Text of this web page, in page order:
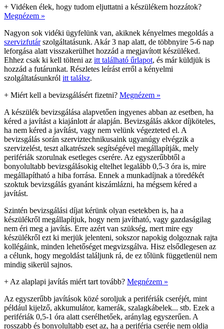
+ Vidéken élek, hogy tudom eljuttatni a készülékem hozzátok?
Megnézem »
Nagyon sok vidéki ügyfelünk van, akiknek kényelmes megoldás a
szervizfutárszolgáltatásunk. Akár 3 nap alatt, de többnyire 5-6 nap
leforgása alatt visszakerülhet hozzád a megjavított készüléked.
Ehhez csak ki kell tölteni az itt található űrlapot, és már küldjük is
hozzád a futárunkat. Részletes leírást erről a kényelmi
szolgáltatásunkról itt találsz.
+ Miért kell a bevizsgálásért fizetni? Megnézem »
A készülék bevizsgálása alapvetően ingyenes abban az esetben, ha
kéred a javítást a kiajánlott ár alapján. Bevizsgálás akkor díjköteles,
ha nem kéred a javítást, vagy nem velünk végezteted el. A
bevizsgálás során szerviztechnikusaink ugyanúgy elvégzik a
szervizelést, teszt alkatrészek segítségével megállapítják, mely
perifériák szorulnak esetleges cserére. Az egyszerűbbtől a
bonyolultabb bevizsgálásokig eltelhet legalább 0,5-3 óra is, mire
megállapítható a hiba forrása. Ennek a munkadíjnak a töredékét
szoktuk bevizsgálás gyanánt kiszámlázni, ha mégsem kéred a
javítást.
Szintén bevizsgálási díjat kérünk olyan esetekben is, ha a
készülékről megállapítjuk, hogy nem javítható, vagy gazdaságilag
nem éri meg a javítás. Erre azért van szükség, mert mire egy
készülékről ezt ki merjük jelenteni, sokszor napokig dolgoznak rajta
kollégáink, minden lehetőséget megvizsgálva. Hisz elsődlegesen az
a célunk, hogy megoldást találjunk rá, de ez tőlünk függetlenül nem
mindig sikerül sajnos.
+ Az alaplapi javítás miért tart tovább? Megnézem »
Az egyszerűbb javítások közé soroljuk a perifériák cseréjét, mint
például kijelző, akkumulátor, kamerák, szalagkábelek... stb. Ezek a
perifériák 0,5-1 óra alatt cserélhetőek, aránylag egyszerűen. A
rosszabb és bonyolultabb eset az, ha a periféria cseréje nem oldja